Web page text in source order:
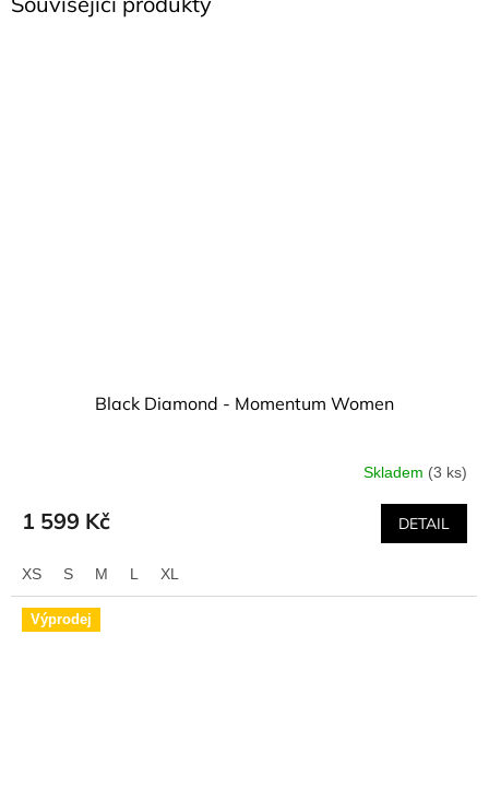
Black Diamond - Momentum Women
Skladem (3 ks)
1 599 Kč DETAIL
XS S M L XL
Výprodej